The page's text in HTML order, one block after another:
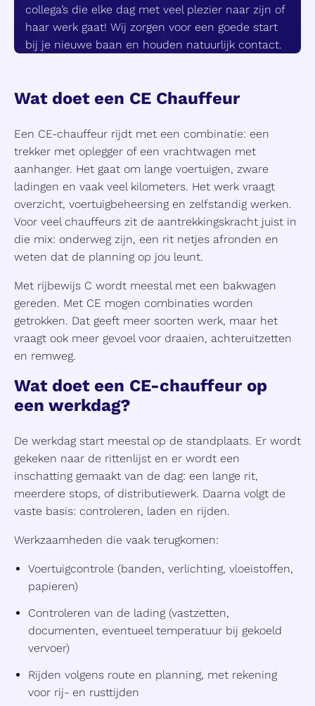
collega’s die elke dag met veel plezier naar zijn of
haar werk gaat! Wij zorgen voor een goede start
bij je nieuwe baan en houden natuurlijk contact.
Wat doet een CE Chauffeur
Een CE-chauffeur rijdt met een combinatie: een
trekker met oplegger of een vrachtwagen met
aanhanger. Het gaat om lange voertuigen, zware
ladingen en vaak veel kilometers. Het werk vraagt
overzicht, voertuigbeheersing en zelfstandig werken.
Voor veel chauffeurs zit de aantrekkingskracht juist in
die mix: onderweg zijn, een rit netjes afronden en
weten dat de planning op jou leunt.
Met rijbewijs C wordt meestal met een bakwagen
gereden. Met CE mogen combinaties worden
getrokken. Dat geeft meer soorten werk, maar het
vraagt ook meer gevoel voor draaien, achteruitzetten
en remweg.
Wat doet een CE-chauffeur op
een werkdag?
De werkdag start meestal op de standplaats. Er wordt
gekeken naar de rittenlijst en er wordt een
inschatting gemaakt van de dag: een lange rit,
meerdere stops, of distributiewerk. Daarna volgt de
vaste basis: controleren, laden en rijden.
Werkzaamheden die vaak terugkomen:
Voertuigcontrole (banden, verlichting, vloeistoffen,
papieren)
Controleren van de lading (vastzetten,
documenten, eventueel temperatuur bij gekoeld
vervoer)
Rijden volgens route en planning, met rekening
voor rij- en rusttijden